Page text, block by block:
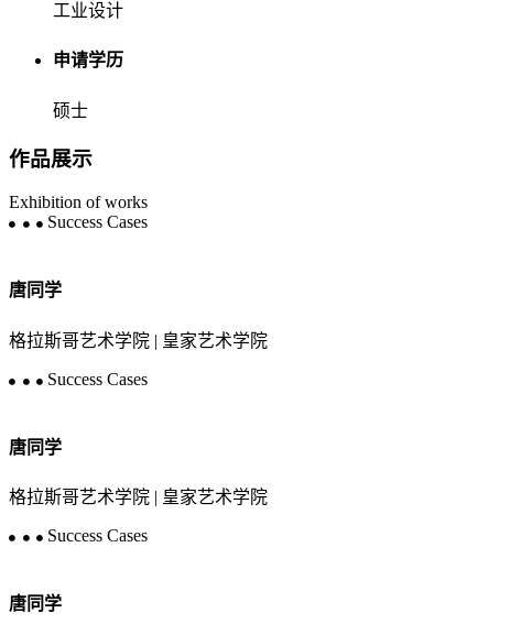
工业设计
申请学历
硕士
作品展示
Exhibition of works
Success Cases
唐同学
格拉斯哥艺术学院 | 皇家艺术学院
Success Cases
唐同学
格拉斯哥艺术学院 | 皇家艺术学院
Success Cases
唐同学